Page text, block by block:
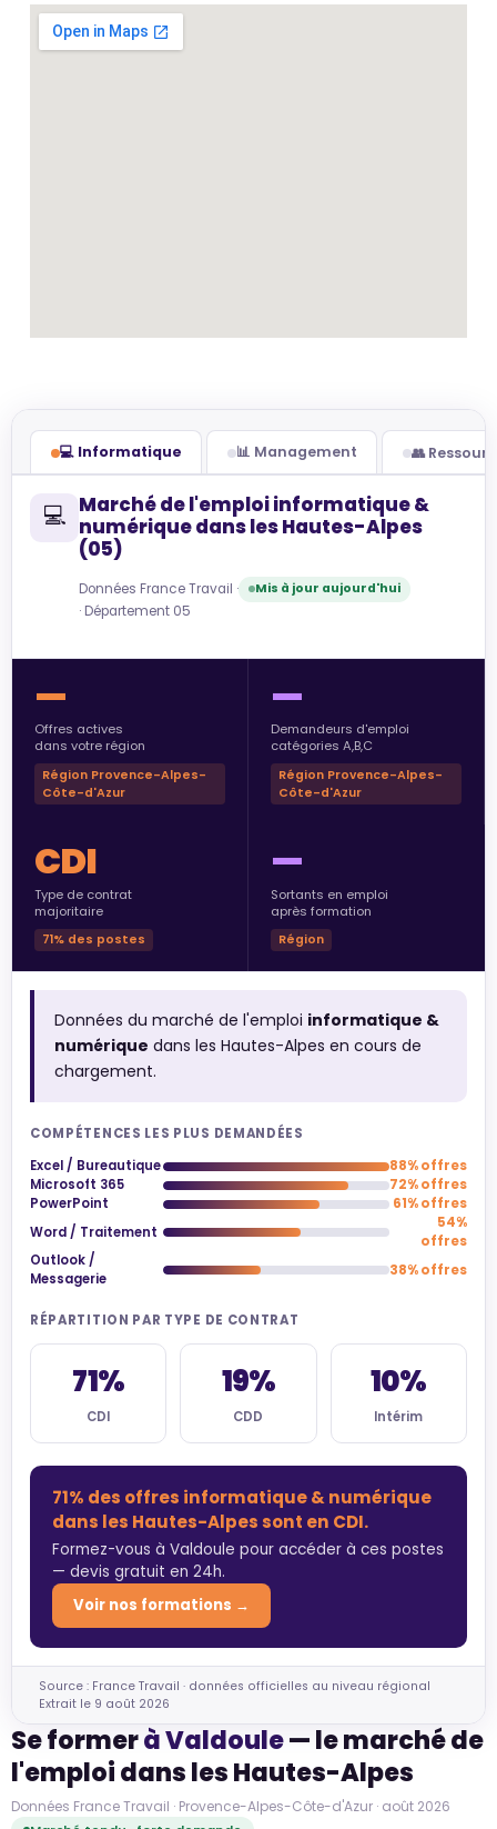
💻 Informatique 📊 Management 👥
💻 Marché de l'emploi informatique &
numérique dans les Hautes-Alpes
(05)
Données France Travail · Mis à jour aujourd'hui
· Département 05
—
Offres actives
dans votre région
Région Provence-Alpes-
Côte-d'Azur
—
Demandeurs d'emploi
catégories A,B,C
Région Provence-Alpes-
Côte-d'Azur
CDI
Type de contrat
majoritaire
71% des postes
—
Sortants en emploi
après formation
Région
Données du marché de l'emploi informatique &
numérique dans les Hautes-Alpes en cours de
chargement.
COMPÉTENCES LES PLUS DEMANDÉES
Excel / Bureautique
88% offres
Microsoft 365
72% offres
PowerPoint
61% offres
Word / Traitement
54%
offres
Outlook /
Messagerie
38% offres
RÉPARTITION PAR TYPE DE CONTRAT
71%
CDI
19%
CDD
10%
Intérim
71% des offres informatique & numérique
dans les Hautes-Alpes sont en CDI.
Formez-vous à Valdoule pour accéder à ces postes
— devis gratuit en 24h.
Voir nos formations →
Source : France Travail · données officielles au niveau régional
Extrait le 9 août 2026
Se formerà Valdoule— le marché de
l'emploi dans les Hautes-Alpes
Données France Travail · Provence-Alpes-Côte-d'Azur · août 2026